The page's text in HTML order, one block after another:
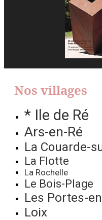
Nos villages
* Ile de Ré
Ars-en-Ré
La Couarde-
La Flotte
La Rochelle
Le Bois-Plage
Les Portes-
Loix